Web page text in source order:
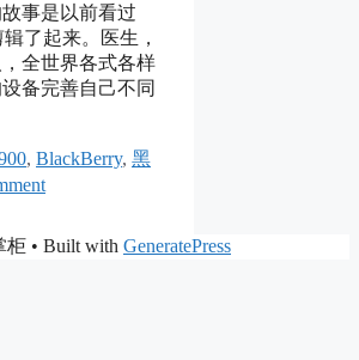
事是以前看过
了起来。医生，
全世界各式各样
备完善自己不同
, BlackBerry, 黑
柜 • Built with GeneratePress